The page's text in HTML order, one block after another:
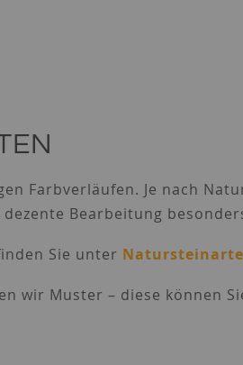
Farbverläufen. Je nach
Bearbeitung
Sie unter
wir Muster – diese können